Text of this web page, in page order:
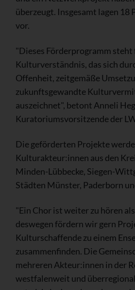
überzeugt. Insgesamt lagen 18
vor.
"Dieses Förderprogramm steht
Kulturverständnis, das sich
Offenheit, zeitgemäße
zukunftsgewandte
auszeichnet", betont Anneli
Kuratoriumsvorsitzende der
Die geförderten Projekte
Kulturakteur:innen aus den
Minden-Lübbecke, Siegen-
Städten Münster, Paderborn
"Ein Chor ist weiter zu hören
deswegen fördern wir gern
Kulturschaffende zu einem
zusammenfinden. Die
mehreren Akteur:innen in der
westfalenweit und